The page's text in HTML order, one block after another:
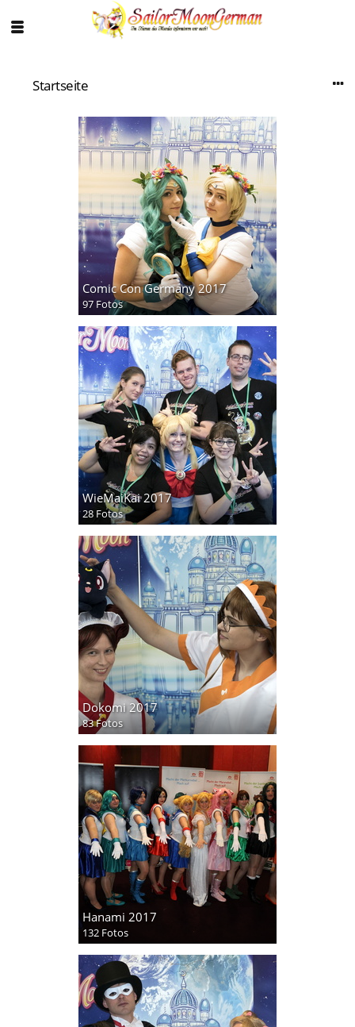
Startseite
Comic Con Germany 2017
97 Fotos
WieMaiKai 2017
28 Fotos
Dokomi 2017
83 Fotos
Hanami 2017
132 Fotos